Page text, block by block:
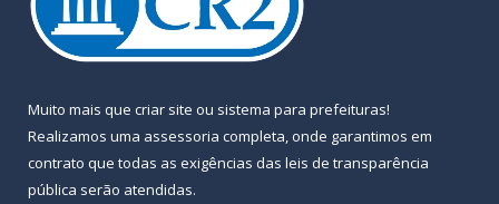
Muito mais que criar site ou sistema para prefeituras!
Realizamos uma assessoria completa, onde garantimos em
contrato que todas as exigências das leis de transparência
pública serão atendidas.